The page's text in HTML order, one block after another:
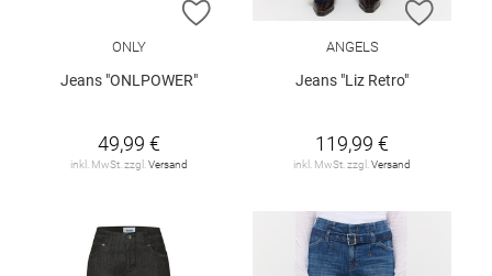
ZUR WUNSCHLISTE HINZUFÜGEN
ONLY
Jeans "ONLPOWER"
49,99 €
inkl. MwSt. zzgl. Versand
ZUR
ANGELS
Jeans "Liz Retro"
119,99 €
inkl. MwSt. zzgl. Versand